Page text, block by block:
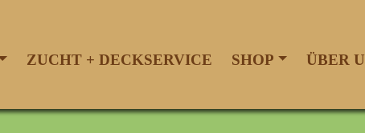
ZUCHT + DECKSERVICE SHOP ÜBER